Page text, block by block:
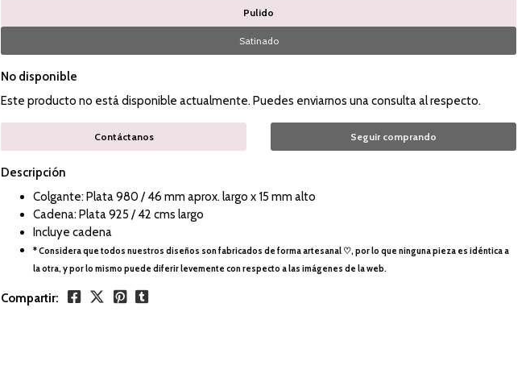
Pulido
Satinado
No disponible
Este producto no está disponible actualmente. Puedes enviarnos una consulta al respecto.
Contáctanos Seguir comprando
Descripción
Colgante: Plata 980 / 46 mm aprox. largo x 15 mm alto
Cadena: Plata 925 / 42 cms largo
Incluye cadena
* Considera que todos nuestros diseños son fabricados de forma artesanal ♡, por lo que ninguna pieza es idéntica a
la otra, y por lo mismo puede diferir levemente con respecto a las imágenes de la web.
Compartir: